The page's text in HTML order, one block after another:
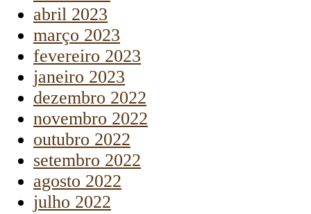
abril 2023
março 2023
fevereiro 2023
janeiro 2023
dezembro 2022
novembro 2022
outubro 2022
setembro 2022
agosto 2022
julho 2022